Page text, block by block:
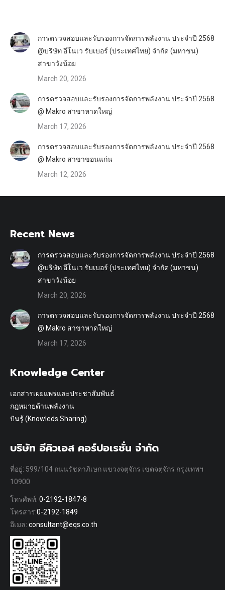
การตรวจสอบและรับรองการจัดการพลังงาน ประจำปี 2568
@บริษัท อีโนเว รับเบอร์ (ประเทศไทย) จำกัด (มหาชน)
สาขาวังน้อย
March 20, 2026
การตรวจสอบและรับรองการจัดการพลังงาน ประจำปี 2568
@ Makro สาขาหาดใหญ่
March 17, 2026
การตรวจสอบและรับรองการจัดการพลังงาน ประจำปี 2568
@ Makro สาขาขอนแก่น
March 12, 2026
Recent News
การตรวจสอบและรับรองการจัดการพลังงาน ประจำปี 2568
@บริษัท อีโนเว รับเบอร์ (ประเทศไทย) จำกัด (มหาชน)
สาขาวังน้อย
March 20, 2026
การตรวจสอบและรับรองการจัดการพลังงาน ประจำปี 2568
@ Makro สาขาหาดใหญ่
March 17, 2026
Knowledge Center
เอกสารเผยแพร่และประชาสัมพันธ์
กฎหมายด้านพลังงาน
ปันรู้ (Knowleds Sharing)
บริษัท อีคิวเอส คอร์ปอเรชั่น จำกัด
ที่อยู่: 599/104 ถนนรัชดาภิเษก แขวงจตุจักร เขตจตุจักร กรุงเทพฯ
10900
โทรศัพท์: 0-2192-1847-8
โทรสาร:0-2192-1849
อีเมล: consultant@eqs.co.th